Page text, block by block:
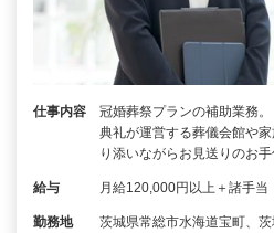
仕事内容
冠婚葬祭プランの補助業務
典礼が運営する葬儀会館や
り添いながらお見送りのお
給与 月給120,000円以上＋諸手当
勤務地
茨城県常総市水海道宝町、